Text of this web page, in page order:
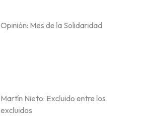
Opinión: Mes de la Solidaridad
Martín Nieto: Excluido entre los
excluidos